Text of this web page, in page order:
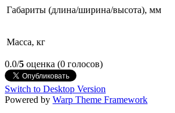
Габариты (длина/ширина/высота), мм
Масса, кг
0.0/5 оценка (0 голосов)
Switch to Desktop Version
Powered by Warp Theme Framework